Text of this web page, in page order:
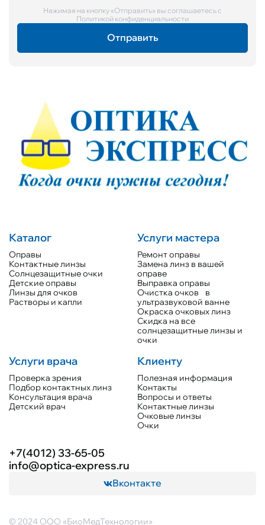
Нажимая на кнопку «Отправить» вы соглашаетесь с
Политикой конфиденциальности
Каталог
Оправы
Контактные линзы
Солнцезащитные очки
Детские оправы
Линзы для очков
Растворы и капли
Услуги мастера
Ремонт оправы
Замена линз в вашей
оправе
Выправка оправы
Очистка очков в
ультразвуковой ванне
Окраска очковых линз
Скидка на все
солнцезащитные линзы и
очки
Услуги врача
Проверка зрения
Подбор контактных линз
Консультация врача
Детский врач
Клиенту
Полезная информация
Контакты
Вопросы и ответы
Контактные линзы
Очковые линзы
Очки
+7(4012) 33-65-05
info@optica-express.ru
Вконтакте
© 2024 ООО «БиоМедТехнологии»